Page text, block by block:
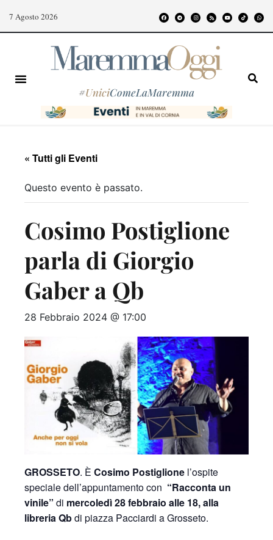
7 Agosto 2026
#UniciComeLaMaremma
« Tutti gli Eventi
Questo evento è passato.
Cosimo Postiglione
parla di Giorgio
Gaber a Qb
28 Febbraio 2024 @ 17:00
GROSSETO. È Cosimo Postiglione l’ospite
speciale dell’appuntamento con “Racconta un
vinile” di mercoledì 28 febbraio alle 18, alla
libreria Qbdi piazza Pacciardi a Grosseto.